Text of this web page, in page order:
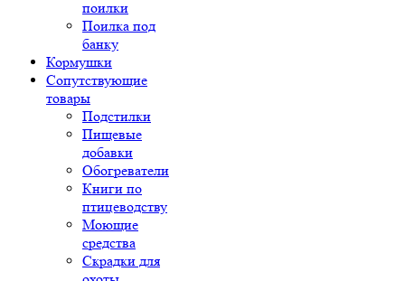
поилки
Поилка под
банку
Кормушки
Сопутствующие
товары
Подстилки
Пищевые
добавки
Обогреватели
Книги по
птицеводству
Моющие
средства
Скрадки для